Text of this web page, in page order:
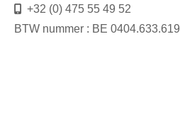
+32 (0) 475 55 49 52
BTW nummer : BE 0404.633.619